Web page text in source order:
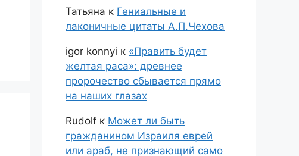
Татьяна к Гениальные и
лаконичные цитаты А.П.Чехова
igor konnyi к «Править будет
желтая раса»: древнее
пророчество сбывается прямо
на наших глазах
Rudolf к Может ли быть
гражданином Израиля еврей
или араб, не признающий само